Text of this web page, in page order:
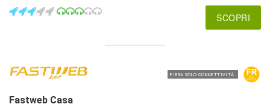
SCOPRI
FIBRA SOLO CONNETTIVITÀ
Fastweb Casa